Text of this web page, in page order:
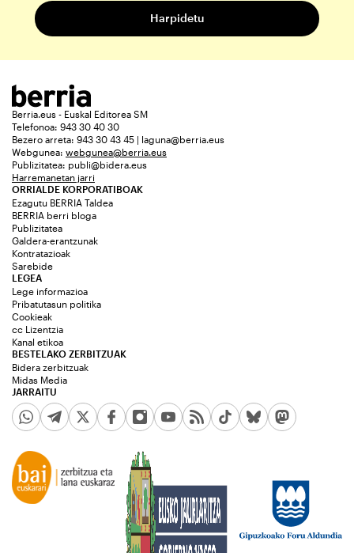
Berria.eus - Euskal Editorea SM
Telefonoa: 943 30 40 30
Bezero arreta: 943 30 43 45 | laguna@berria.eus
Webgunea: webgunea@berria.eus
Publizitatea: publi@bidera.eus
Harremanetan jarri
ORRIALDE KORPORATIBOAK
Ezagutu BERRIA Taldea
BERRIA berri bloga
Publizitatea
Galdera-erantzunak
Kontratazioak
Sarebide
JARRAITU
LEGEA
Lege informazioa
Pribatutasun politika
Cookieak
cc Lizentzia
Kanal etikoa
BESTELAKO ZERBITZUAK
Bidera zerbitzuak
Midas Media